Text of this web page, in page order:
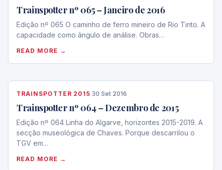
Trainspotter nº 065 – Janeiro de 2016
Edição nº 065 O caminho de ferro mineiro de Rio Tinto. A
capacidade como ângulo de análise. Obras…
READ MORE →
TRAINSPOTTER 2015·30 Set 2016
Trainspotter nº 064 – Dezembro de 2015
Edição nº 064 Linha do Algarve, horizontes 2015-2019. A
secção museológica de Chaves. Porque descarrilou o
TGV em…
READ MORE →